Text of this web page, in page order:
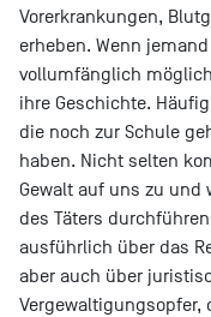
Vorerkrankungen,
erheben. Wenn
vollumfänglich
ihre Geschichte.
die noch zur Schule
haben. Nicht selten
Gewalt auf uns zu und
des Täters
ausführlich über das
aber auch über
Vergewaltigungsopfer,